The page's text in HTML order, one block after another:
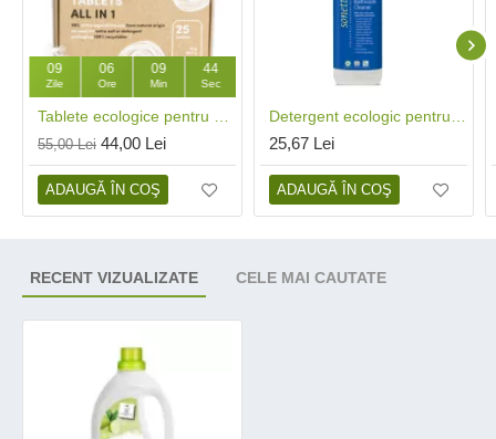
09
Zile
06
Ore
09
Min
43
Sec
55,00 Lei 44,00 Lei
ADAUGĂ ÎN COŞ
25,67 Lei
ADAUGĂ ÎN COŞ
RECENT VIZUALIZATE CELE MAI CAUTATE